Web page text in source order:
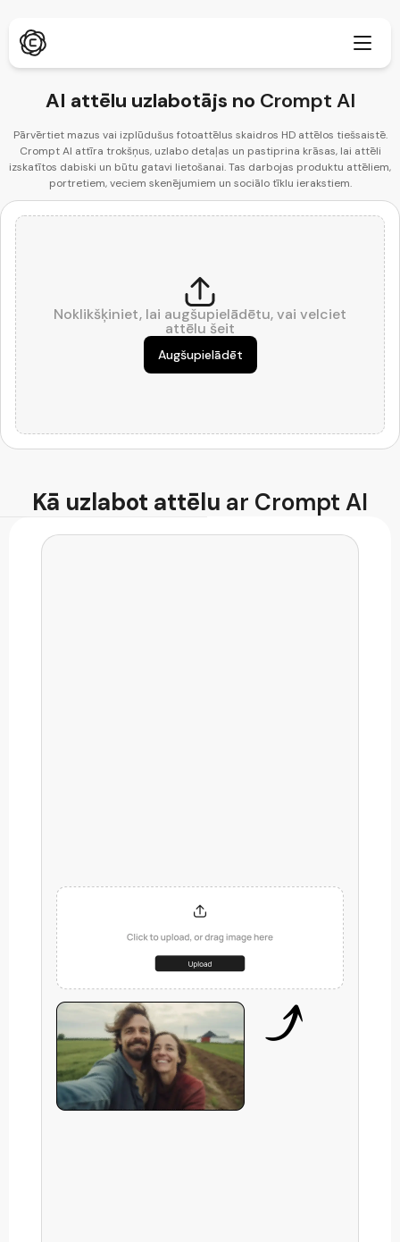
Padziļināta izpēte Jauns
ChatPDF
AI attēla mērogotājs Jauns
AI teksta noņēmējs
AI attēla Inpaint Jauns
AI koda ģenerators
Mūsu emuāri
Tīmekļa lietotne
Atvērt pārlūkprogrammā
AI attēlu uzlabotājs no Crompt AI
Pārvērtiet mazus vai izplūdušus fotoattēlus skaidros HD attēlos tiešsaistē.
Crompt AI attīra trokšņus, uzlabo detaļas un pastiprina krāsas, lai attēli
izskatītos dabiski un būtu gatavi lietošanai. Tas darbojas produktu attēliem,
portretiem, veciem skenējumiem un sociālo tīklu ierakstiem.
Noklikšķiniet, lai augšupielādētu, vai velciet
attēlu šeit
Augšupielādēt
Kā uzlabot attēlu ar Crompt AI